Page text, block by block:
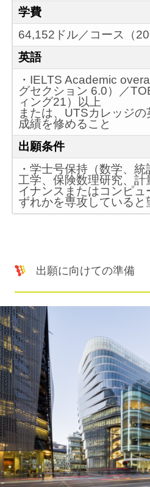
学費
64,152ドル／コース（
英語
・IELTS Academic
グセクション 6.0）／
ィング21）以上
または、UTSカレッジ
成績を修めること
出願条件
・学士号保持（数学、統
工学、保険数理研究、計
イナンスまたはコンピ
ずれかを専攻していると
出願に向けての準備